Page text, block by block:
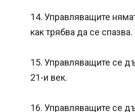
14. Управляващите
как трябва да се спазва.
15. Управляващите се
21-и век.
16. Управляващите се